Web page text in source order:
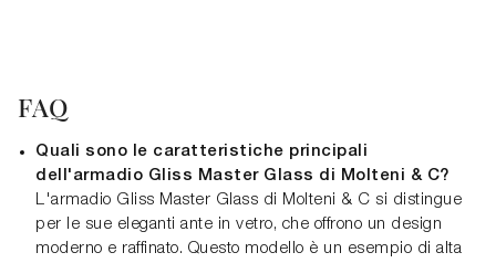
FAQ
Quali sono le caratteristiche principali
dell'armadio Gliss Master Glass di Molteni & C?
L'armadio Gliss Master Glass di Molteni & C si distingue
per le sue eleganti ante in vetro, che offrono un design
moderno e raffinato. Questo modello è un esempio di alta